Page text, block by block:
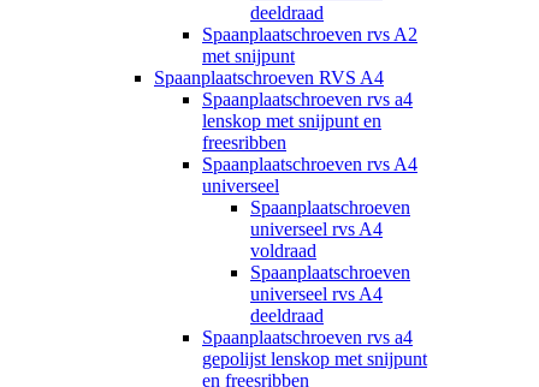
deeldraad
Spaanplaatschroeven rvs A2
met snijpunt
Spaanplaatschroeven RVS A4
Spaanplaatschroeven rvs a4
lenskop met snijpunt en
freesribben
Spaanplaatschroeven rvs A4
universeel
Spaanplaatschroeven
universeel rvs A4
voldraad
Spaanplaatschroeven
universeel rvs A4
deeldraad
Spaanplaatschroeven rvs a4
gepolijst lenskop met snijpunt
en freesribben